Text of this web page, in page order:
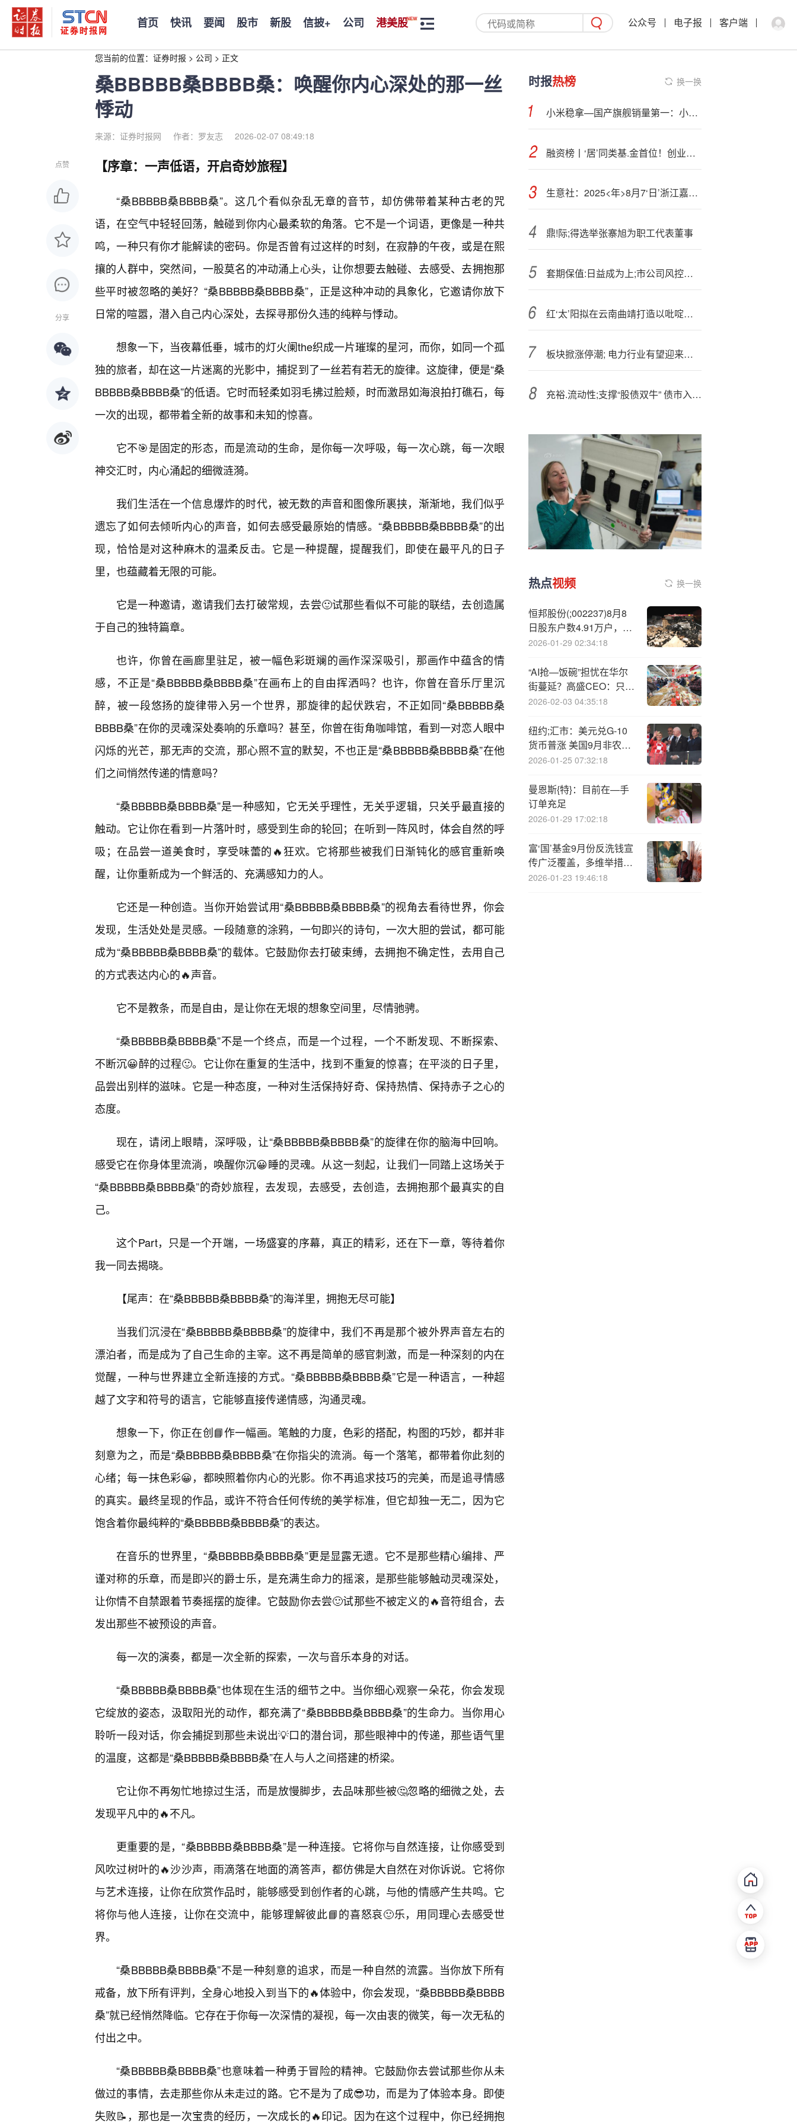
首页 快讯 要闻 股市 新股 信披+ 公司 港美股 公众号 电子报 客户端
您当前的位置： 证券时报 > 公司 > 正文
桑BBBBB桑BBBB桑：唤醒你内心深处的那一丝
悸动
来源：证券时报网 作者：罗友志 2026-02-07 08:49:18
点赞
分享
【序章：一声低语，开启奇妙旅程】
“桑BBBBB桑BBBB桑”。这几个看似杂乱无章的音节，却仿佛带着某种古老的咒
语，在空气中轻轻回荡，触碰到你内心最柔软的角落。它不是一个词语，更像是一种共
鸣，一种只有你才能解读的密码。你是否曾有过这样的时刻，在寂静的午夜，或是在熙
攘的人群中，突然间，一股莫名的冲动涌上心头，让你想要去触碰、去感受、去拥抱那
些平时被忽略的美好？“桑BBBBB桑BBBB桑”，正是这种冲动的具象化，它邀请你放下
日常的喧嚣，潜入自己内心深处，去探寻那份久违的纯粹与悸动。
想象一下，当夜幕低垂，城市的灯火阑the织成一片璀璨的星河，而你，如同一个孤
独的旅者，却在这一片迷离的光影中，捕捉到了一丝若有若无的旋律。这旋律，便是“桑
BBBBB桑BBBB桑”的低语。它时而轻柔如羽毛拂过脸颊，时而激昂如海浪拍打礁石，每
一次的出现，都带着全新的故事和未知的惊喜。
它不🎯是固定的形态，而是流动的生命，是你每一次呼吸，每一次心跳，每一次眼
神交汇时，内心涌起的细微涟漪。
我们生活在一个信息爆炸的时代，被无数的声音和图像所裹挟，渐渐地，我们似乎
遗忘了如何去倾听内心的声音，如何去感受最原始的情感。“桑BBBBB桑BBBB桑”的出
现，恰恰是对这种麻木的温柔反击。它是一种提醒，提醒我们，即使在最平凡的日子
里，也蕴藏着无限的可能。
它是一种邀请，邀请我们去打破常规，去尝🙂试那些看似不可能的联结，去创造属
于自己的独特篇章。
也许，你曾在画廊里驻足，被一幅色彩斑斓的画作深深吸引，那画作中蕴含的情
感，不正是“桑BBBBB桑BBBB桑”在画布上的自由挥洒吗？也许，你曾在音乐厅里沉
醉，被一段悠扬的旋律带入另一个世界，那旋律的起伏跌宕，不正如同“桑BBBBB桑
BBBB桑”在你的灵魂深处奏响的乐章吗？甚至，你曾在街角咖啡馆，看到一对恋人眼中
闪烁的光芒，那无声的交流，那心照不宣的默契，不也正是“桑BBBBB桑BBBB桑”在他
们之间悄然传递的情意吗？
“桑BBBBB桑BBBB桑”是一种感知，它无关乎理性，无关乎逻辑，只关乎最直接的
触动。它让你在看到一片落叶时，感受到生命的轮回；在听到一阵风时，体会自然的呼
吸；在品尝一道美食时，享受味蕾的🔥狂欢。它将那些被我们日渐钝化的感官重新唤
醒，让你重新成为一个鲜活的、充满感知力的人。
它还是一种创造。当你开始尝试用“桑BBBBB桑BBBB桑”的视角去看待世界，你会
发现，生活处处是灵感。一段随意的涂鸦，一句即兴的诗句，一次大胆的尝试，都可能
成为“桑BBBBB桑BBBB桑”的载体。它鼓励你去打破束缚，去拥抱不确定性，去用自己
的方式表达内心的🔥声音。
它不是教条，而是自由，是让你在无垠的想象空间里，尽情驰骋。
“桑BBBBB桑BBBB桑”不是一个终点，而是一个过程，一个不断发现、不断探索、
不断沉😀醉的过程🙂。它让你在重复的生活中，找到不重复的惊喜；在平淡的日子里，
品尝出别样的滋味。它是一种态度，一种对生活保持好奇、保持热情、保持赤子之心的
态度。
现在，请闭上眼睛，深呼吸，让“桑BBBBB桑BBBB桑”的旋律在你的脑海中回响。
感受它在你身体里流淌，唤醒你沉😀睡的灵魂。从这一刻起，让我们一同踏上这场关于
“桑BBBBB桑BBBB桑”的奇妙旅程，去发现，去感受，去创造，去拥抱那个最真实的自
己。
这个Part，只是一个开端，一场盛宴的序幕，真正的精彩，还在下一章，等待着你
我一同去揭晓。
【尾声：在“桑BBBBB桑BBBB桑”的海洋里，拥抱无尽可能】
当我们沉浸在“桑BBBBB桑BBBB桑”的旋律中，我们不再是那个被外界声音左右的
漂泊者，而是成为了自己生命的主宰。这不再是简单的感官刺激，而是一种深刻的内在
觉醒，一种与世界建立全新连接的方式。“桑BBBBB桑BBBB桑”它是一种语言，一种超
越了文字和符号的语言，它能够直接传递情感，沟通灵魂。
想象一下，你正在创📘作一幅画。笔触的力度，色彩的搭配，构图的巧妙，都并非
刻意为之，而是“桑BBBBB桑BBBB桑”在你指尖的流淌。每一个落笔，都带着你此刻的
心绪；每一抹色彩😀，都映照着你内心的光影。你不再追求技巧的完美，而是追寻情感
的真实。最终呈现的作品，或许不符合任何传统的美学标准，但它却独一无二，因为它
饱含着你最纯粹的“桑BBBBB桑BBBB桑”的表达。
在音乐的世界里，“桑BBBBB桑BBBB桑”更是显露无遗。它不是那些精心编排、严
谨对称的乐章，而是即兴的爵士乐，是充满生命力的摇滚，是那些能够触动灵魂深处，
让你情不自禁跟着节奏摇摆的旋律。它鼓励你去尝🙂试那些不被定义的🔥音符组合，去
发出那些不被预设的声音。
每一次的演奏，都是一次全新的探索，一次与音乐本身的对话。
“桑BBBBB桑BBBB桑”也体现在生活的细节之中。当你细心观察一朵花，你会发现
它绽放的姿态，汲取阳光的动作，都充满了“桑BBBBB桑BBBB桑”的生命力。当你用心
聆听一段对话，你会捕捉到那些未说出💡口的潜台词，那些眼神中的传递，那些语气里
的温度，这都是“桑BBBBB桑BBBB桑”在人与人之间搭建的桥梁。
它让你不再匆忙地掠过生活，而是放慢脚步，去品味那些被🤔忽略的细微之处，去
发现平凡中的🔥不凡。
更重要的是，“桑BBBBB桑BBBB桑”是一种连接。它将你与自然连接，让你感受到
风吹过树叶的🔥沙沙声，雨滴落在地面的滴答声，都仿佛是大自然在对你诉说。它将你
与艺术连接，让你在欣赏作品时，能够感受到创作者的心跳，与他的情感产生共鸣。它
将你与他人连接，让你在交流中，能够理解彼此📘的喜怒哀🙂乐，用同理心去感受世
界。
“桑BBBBB桑BBBB桑”不是一种刻意的追求，而是一种自然的流露。当你放下所有
戒备，放下所有评判，全身心地投入到当下的🔥体验中，你会发现，“桑BBBBB桑BBBB
桑”就已经悄然降临。它存在于你每一次深情的凝视，每一次由衷的微笑，每一次无私的
付出之中。
“桑BBBBB桑BBBB桑”也意味着一种勇于冒险的精神。它鼓励你去尝试那些你从未
做过的事情，去走那些你从未走过的路。它不是为了成😎功，而是为了体验本身。即使
失败📝，那也是一次宝贵的经历，一次成长的🔥印记。因为在这个过程中，你已经拥抱
时报热榜 换一换
小米稳拿—国产旗舰销量第一：小米17系列超234万台、K90系列超70万台
融资榜丨‘居’同类基.金首位！创业板50ETF（159949.SZ）融资净买入1.43亿元
生意社：2025<年>8月7‘日’浙江嘉兴景兴纸业废纸价格调整
鼎!际;得选举张寨旭为职工代表董事
套期保值:日益成为上;市公司风控标配
红‘太’阳拟在云南曲靖打造以吡啶碱作为核心中间体的全产业链
板块掀涨停潮; 电力行业有望迎来盈利改善和价值重估
充裕.流动性;支撑“股债双牛” 债市入场窗口期延长
热点视频 换一换
恒邦股份(;002237)8月8
日股东户数4.91万户，较
上期减少0.2%
2026-01-29 02:34:18
“AI抢—饭碗”担忧在华尔
街蔓延？高盛CEO：只是
筛选更多高价值人才！
2026-02-03 04:35:18
纽约;汇市：美元兑G-10
货币普涨 美国9月非农就
业报告本周将出炉
2026-01-25 07:32:18
曼恩斯{特}：目前在—手
订单充足
2026-01-29 17:02:18
富‘国’基金9月份反洗钱宣
传广泛覆盖，多维举措筑
牢安全防线
2026-01-23 19:46:18